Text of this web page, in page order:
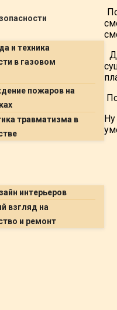
и техника
в газовом
пожаров на
травматизма в
интерьеров
взгляд на
и ремонт
Ну